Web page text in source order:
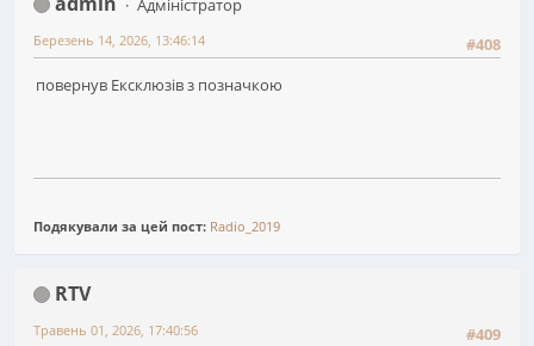
Адміністратор
#408
Березень 14, 2026, 13:46:14
повернув Ексклюзів з позначкою
Подякували за цей пост: Radio_2019
RTV
#409
Травень 01, 2026, 17:40:56